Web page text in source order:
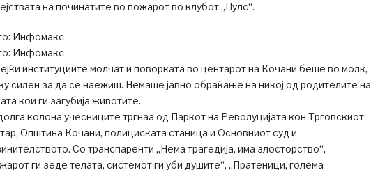
на починатите во пожарот во клубот „Пулс“.
Инфомакс
Инфомакс
институциите молчат и поворката во центарот на Кочани беше во молк,
силен за да се наежиш. Немаше јавно обраќање на никој од родителите на
кои ги загубија животите.
колона учесниците тргнаа од Паркот на Револуцијата кон Трговскиот
Општина Кочани, полициската станица и Основниот суд и
Со транспаренти „Нема трагедија, има злосторство“,
ги зеде телата, системот ги уби душите“, „Пратеници, голема